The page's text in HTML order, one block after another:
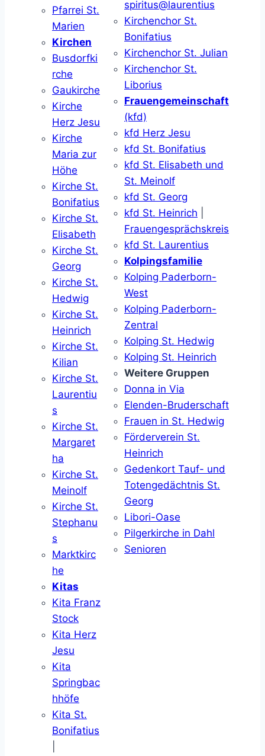
Pfarrei St.
Marien
Kirchen
Busdorfki
rche
Gaukirche
Kirche
Herz Jesu
Kirche
Maria zur
Höhe
Kirche St.
Bonifatius
Kirche St.
Elisabeth
Kirche St.
Georg
Kirche St.
Hedwig
Kirche St.
Heinrich
Kirche St.
Kilian
Kirche St.
Laurentiu
s
Kirche St.
Margaret
ha
Kirche St.
Meinolf
Kirche St.
Stephanu
s
Marktkirc
he
Kitas
Kita Franz
Stock
Kita Herz
Jesu
Kita
Springbac
hhöfe
Kita St.
Bonifatius
spiritus@laurentius
Kirchenchor St.
Bonifatius
Kirchenchor St. Julian
Kirchenchor St.
Liborius
Frauengemeinschaft
(kfd)
kfd Herz Jesu
kfd St. Bonifatius
kfd St. Elisabeth und
St. Meinolf
kfd St. Georg
kfd St. Heinrich
Frauengesprächskreis
kfd St. Laurentius
Kolpingsfamilie
Kolping Paderborn-
West
Kolping Paderborn-
Zentral
Kolping St. Hedwig
Kolping St. Heinrich
Weitere Gruppen
Donna in Via
Elenden-Bruderschaft
Frauen in St. Hedwig
Förderverein St.
Heinrich
Gedenkort Tauf- und
Totengedächtnis St.
Georg
Libori-Oase
Pilgerkirche in Dahl
Senioren